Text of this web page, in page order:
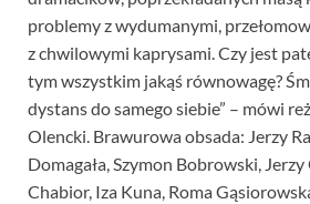
problemy z wydumanymi,
z chwilowymi kaprysami. Czy jest
tym wszystkim jakąś równowagę?
dystans do samego siebie” – mówi
Olencki. Brawurowa obsada: Jerzy
Domagała, Szymon Bobrowski, Jerzy
Chabior, Iza Kuna, Roma